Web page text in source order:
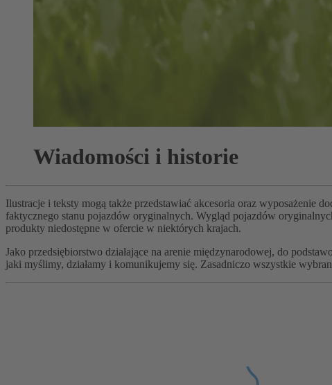
Wiadomości i historie
Ilustracje i teksty mogą także przedstawiać akcesoria oraz wyposażenie
faktycznego stanu pojazdów oryginalnych. Wygląd pojazdów
produkty niedostępne w ofercie w niektórych krajach.
Jako przedsiębiorstwo działające na arenie międzynarodowej, do
jaki myślimy, działamy i komunikujemy się. Zasadniczo wszystkie